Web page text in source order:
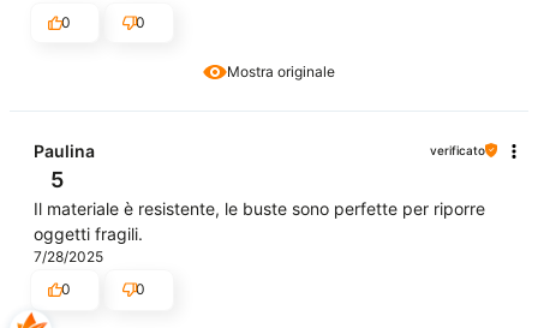
Mostra originale
0
0
Paulina verificato
5
Il materiale è resistente, le buste sono perfette per riporre
oggetti fragili.
7/28/2025
0
0